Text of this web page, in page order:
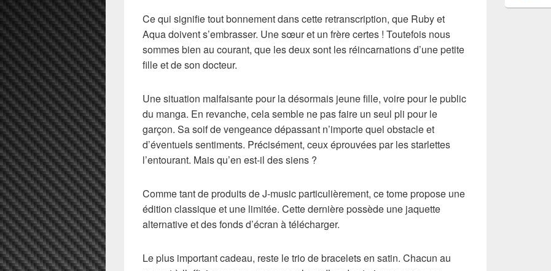
Ce qui signifie tout bonnement dans cette retranscription, que Ruby et
Aqua doivent s’embrasser. Une sœur et un frère certes ! Toutefois nous
sommes bien au courant, que les deux sont les réincarnations d’une petite
fille et de son docteur.
Une situation malfaisante pour la désormais jeune fille, voire pour le public
du manga. En revanche, cela semble ne pas faire un seul pli pour le
garçon. Sa soif de vengeance dépassant n’importe quel obstacle et
d’éventuels sentiments. Précisément, ceux éprouvées par les starlettes
l’entourant. Mais qu’en est-il des siens ?
Comme tant de produits de J-music particulièrement, ce tome propose une
édition classique et une limitée. Cette dernière possède une jaquette
alternative et des fonds d’écran à télécharger.
Le plus important cadeau, reste le trio de bracelets en satin. Chacun au